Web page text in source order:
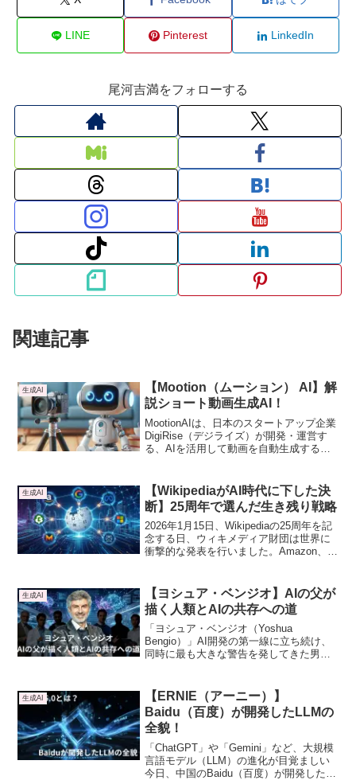
LINE Pinterest LinkedIn
尾河吉満をフォローする
関連記事
生成AI
【Mootion（ムーション） AI】解
説ショート動画生成AI！
MootionAIは、日本のスタートアップ企業
DigiRise（デジライズ）が開発・運営す
る、AIを活用して動画を自動生成するツ
画を作成できるようになっています。マ
ーケター、SNS運用者、企業の広報担
当、教育関係者、動画制作初心者など、
幅広いユーザーに対応しています。
生成AI
【WikipediaがAI時代に下した決
断】25周年で選んだ生き残り戦略
2026年1月15日、Wikipediaの25周年を記
念する日、ウィキメディア財団は世界に
衝撃的な発表を行いました。Amazon、
データを提供する正式な提携契約を結び
ました。その背景には、AI時代という荒
波と、持続可能性という切実な課題があ
ります。
生成AI
【ヨシュア・ベンジオ】AIの父が
描く人類とAIの共存への道
「ヨシュア・ベンジオ（Yoshua
Bengio）」AI開発の第一線に立ち続け、
同時に最も大きな警告を発してきた男。
持つようになったのか、詳しく解説して
いきます。
生成AI
【ERNIE（アーニー）】
Baidu（百度）が開発したLLMの
全貌！
「ChatGPT」や「Gemini」など、大規模
言語モデル（LLM）の進化が目覚ましい
今日、中国のBaidu（百度）が開発した